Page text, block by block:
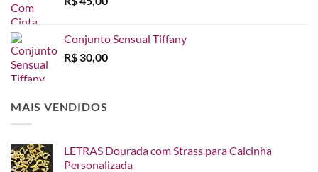
Conjunto Sensual Tiffany
R$ 30,00
MAIS VENDIDOS
LETRAS Dourada com Strass para Calcinha
Personalizada